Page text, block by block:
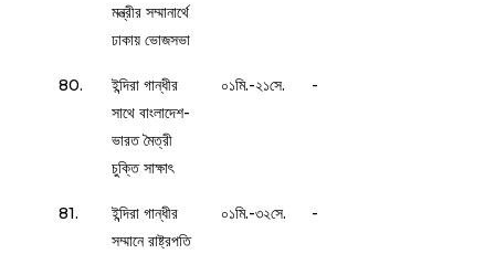
মন্ত্রীর সম্মানার্থে
ঢাকায় ভোজসভা
80.
ইন্দিরা গান্ধীর
সাথে বাংলাদেশ-
ভারত মৈত্রী
চুক্তি সাক্ষাৎ
০১মি.-২১সে. -
81.
ইন্দিরা গান্ধীর
সম্মানে রাষ্ট্রপতি
০১মি.-৩২সে. -